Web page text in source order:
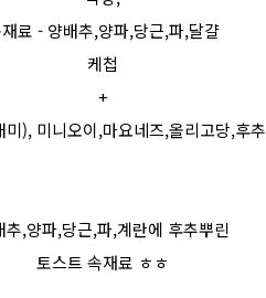
료 - 양배추,양파,당근,파,달걀
케첩
+
미), 미니오이,마요네즈,올리고당,후추
추,양파,당근,파,계란에 후추뿌린
토스트 속재료 ㅎㅎ